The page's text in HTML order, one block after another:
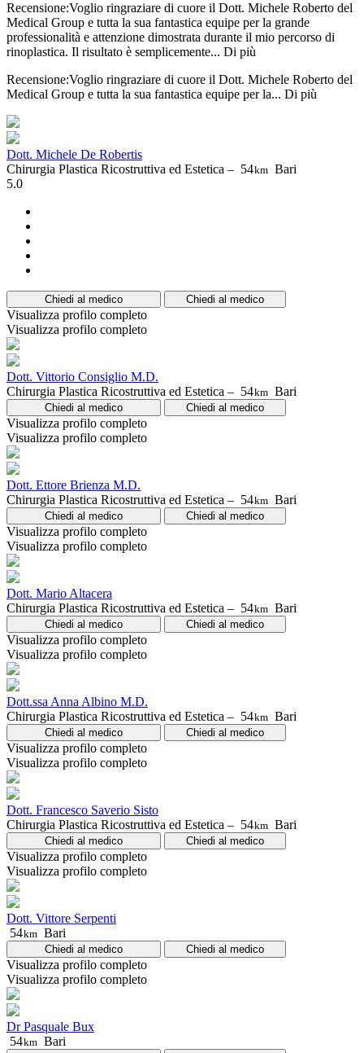
Recensione:Voglio ringraziare di cuore il Dott. Michele Roberto del
Medical Group e tutta la sua fantastica equipe per la grande
professionalità e attenzione dimostrata durante il mio percorso di
rinoplastica. Il risultato è semplicemente... Di più
Recensione:Voglio ringraziare di cuore il Dott. Michele Roberto del
Medical Group e tutta la sua fantastica equipe per la... Di più
Dott. Michele De Robertis
Chirurgia Plastica Ricostruttiva ed Estetica – 54km Bari
5.0
Chiedi al medico Chiedi al medico
Visualizza profilo completo
Visualizza profilo completo
Dott. Vittorio Consiglio M.D.
Chirurgia Plastica Ricostruttiva ed Estetica – 54km Bari
Chiedi al medico Chiedi al medico
Visualizza profilo completo
Visualizza profilo completo
Dott. Ettore Brienza M.D.
Chirurgia Plastica Ricostruttiva ed Estetica – 54km Bari
Chiedi al medico Chiedi al medico
Visualizza profilo completo
Visualizza profilo completo
Dott. Mario Altacera
Chirurgia Plastica Ricostruttiva ed Estetica – 54km Bari
Chiedi al medico Chiedi al medico
Visualizza profilo completo
Visualizza profilo completo
Dott.ssa Anna Albino M.D.
Chirurgia Plastica Ricostruttiva ed Estetica – 54km Bari
Chiedi al medico Chiedi al medico
Visualizza profilo completo
Visualizza profilo completo
Dott. Francesco Saverio Sisto
Chirurgia Plastica Ricostruttiva ed Estetica – 54km Bari
Chiedi al medico Chiedi al medico
Visualizza profilo completo
Visualizza profilo completo
Dott. Vittore Serpenti
54km Bari
Chiedi al medico Chiedi al medico
Visualizza profilo completo
Visualizza profilo completo
Dr Pasquale Bux
54km Bari